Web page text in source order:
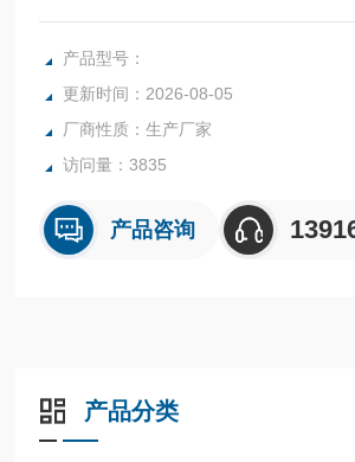
年与宝钢、太钢等合作，法国奥博杜瓦、
斯穆集团等世界为国内各大加工制造企业
产品型号：
更新时间：2026-08-05
厂商性质：生产厂家
访问量：3835
产品咨询
产品分类